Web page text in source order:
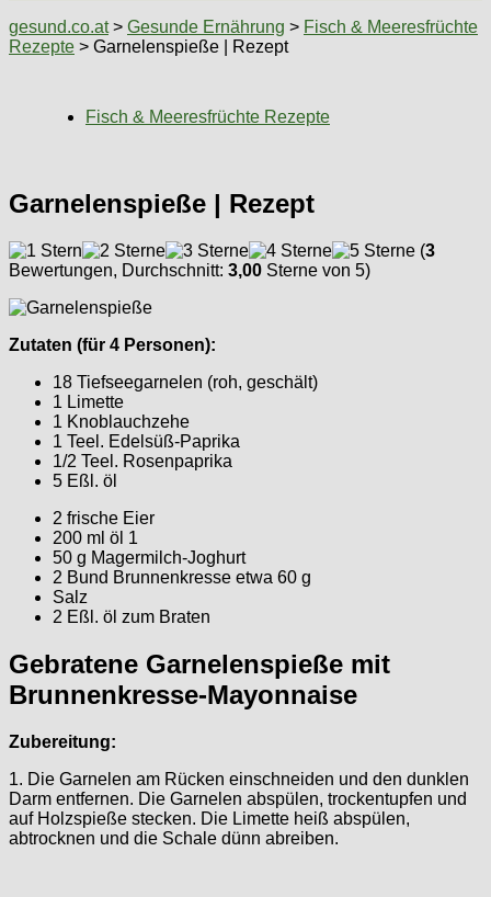
gesund.co.at> Gesunde Ernährung > Fisch & Meeresfrüchte
Rezepte > Garnelenspieße | Rezept
Fisch & Meeresfrüchte Rezepte
Garnelenspieße | Rezept
(3
Bewertungen, Durchschnitt: 3,00 Sterne von 5)
Zutaten (für 4 Personen):
18 Tiefseegarnelen (roh, geschält)
1 Limette
1 Knoblauchzehe
1 Teel. Edelsüß-Paprika
1/2 Teel. Rosenpaprika
5 Eßl. öl
2 frische Eier
200 ml öl 1
50 g Magermilch-Joghurt
2 Bund Brunnenkresse etwa 60 g
Salz
2 Eßl. öl zum Braten
Gebratene Garnelenspieße mit
Brunnenkresse-Mayonnaise
Zubereitung:
1. Die Garnelen am Rücken einschneiden und den dunklen
Darm entfernen. Die Garnelen abspülen, trockentupfen und
auf Holzspieße stecken. Die Limette heiß abspülen,
abtrocknen und die Schale dünn abreiben.